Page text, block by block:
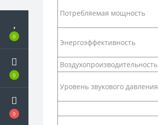
0
0
0
Потребляемая мощность
Энергоэффективность
Воздухопроизводительность
Уровень звукового давления